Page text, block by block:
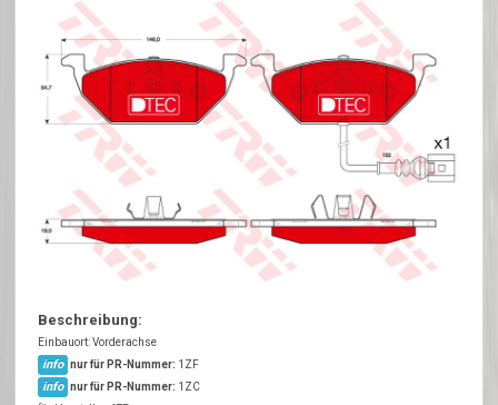
Beschreibung:
Einbauort: Vorderachse
info nur für PR-Nummer: 1ZF
info nur für PR-Nummer: 1ZC